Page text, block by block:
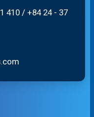
410 / +84 24 - 37